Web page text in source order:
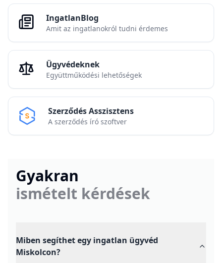
IngatlanBlog
Amit az ingatlanokról tudni érdemes
Ügyvédeknek
Együttműködési lehetőségek
Szerződés Asszisztens
A szerződés író szoftver
Gyakran
ismételt kérdések
Miben segíthet egy ingatlan ügyvéd
Miskolcon?